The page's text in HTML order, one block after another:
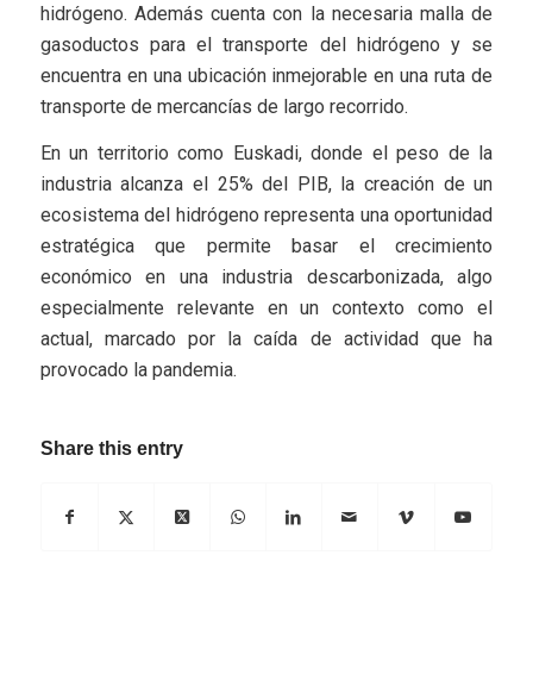
hidrógeno. Además cuenta con la necesaria malla de
gasoductos para el transporte del hidrógeno y se
encuentra en una ubicación inmejorable en una ruta de
transporte de mercancías de largo recorrido.
En un territorio como Euskadi, donde el peso de la
industria alcanza el 25% del PIB, la creación de un
ecosistema del hidrógeno representa una oportunidad
estratégica que permite basar el crecimiento
económico en una industria descarbonizada, algo
especialmente relevante en un contexto como el
actual, marcado por la caída de actividad que ha
provocado la pandemia.
Share this entry